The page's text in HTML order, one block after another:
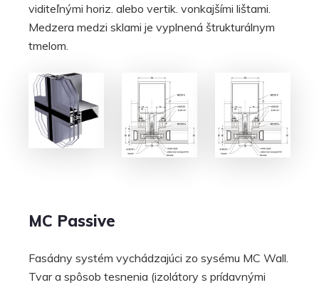
viditeľnými horiz. alebo vertik. vonkajšími lištami.
Medzera medzi sklami je vyplnená štrukturálnym
tmelom.
MC Passive
Fasádny systém vychádzajúci zo sysému MC Wall.
Tvar a spôsob tesnenia (izolátory s prídavnými